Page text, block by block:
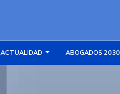
ACTUALIDAD ABOGADOS 2030